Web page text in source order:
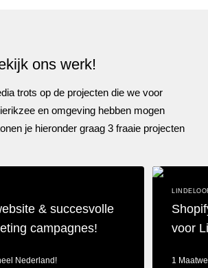
ons werk!
trots op de projecten die we voor
en omgeving hebben mogen
je hieronder graag 3 fraaie projecten
& succesvolle
campagnes!
Nederland!
voor
1